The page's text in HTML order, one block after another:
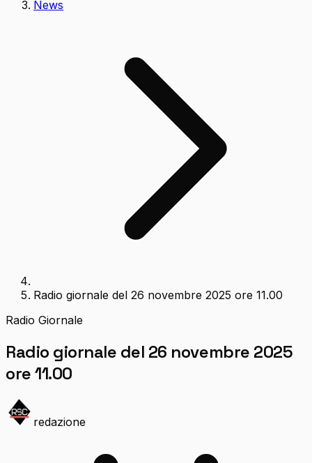
News
Radio giornale del 26 novembre 2025 ore 11.00
Radio Giornale
Radio giornale del 26 novembre 2025
ore 11.00
redazione